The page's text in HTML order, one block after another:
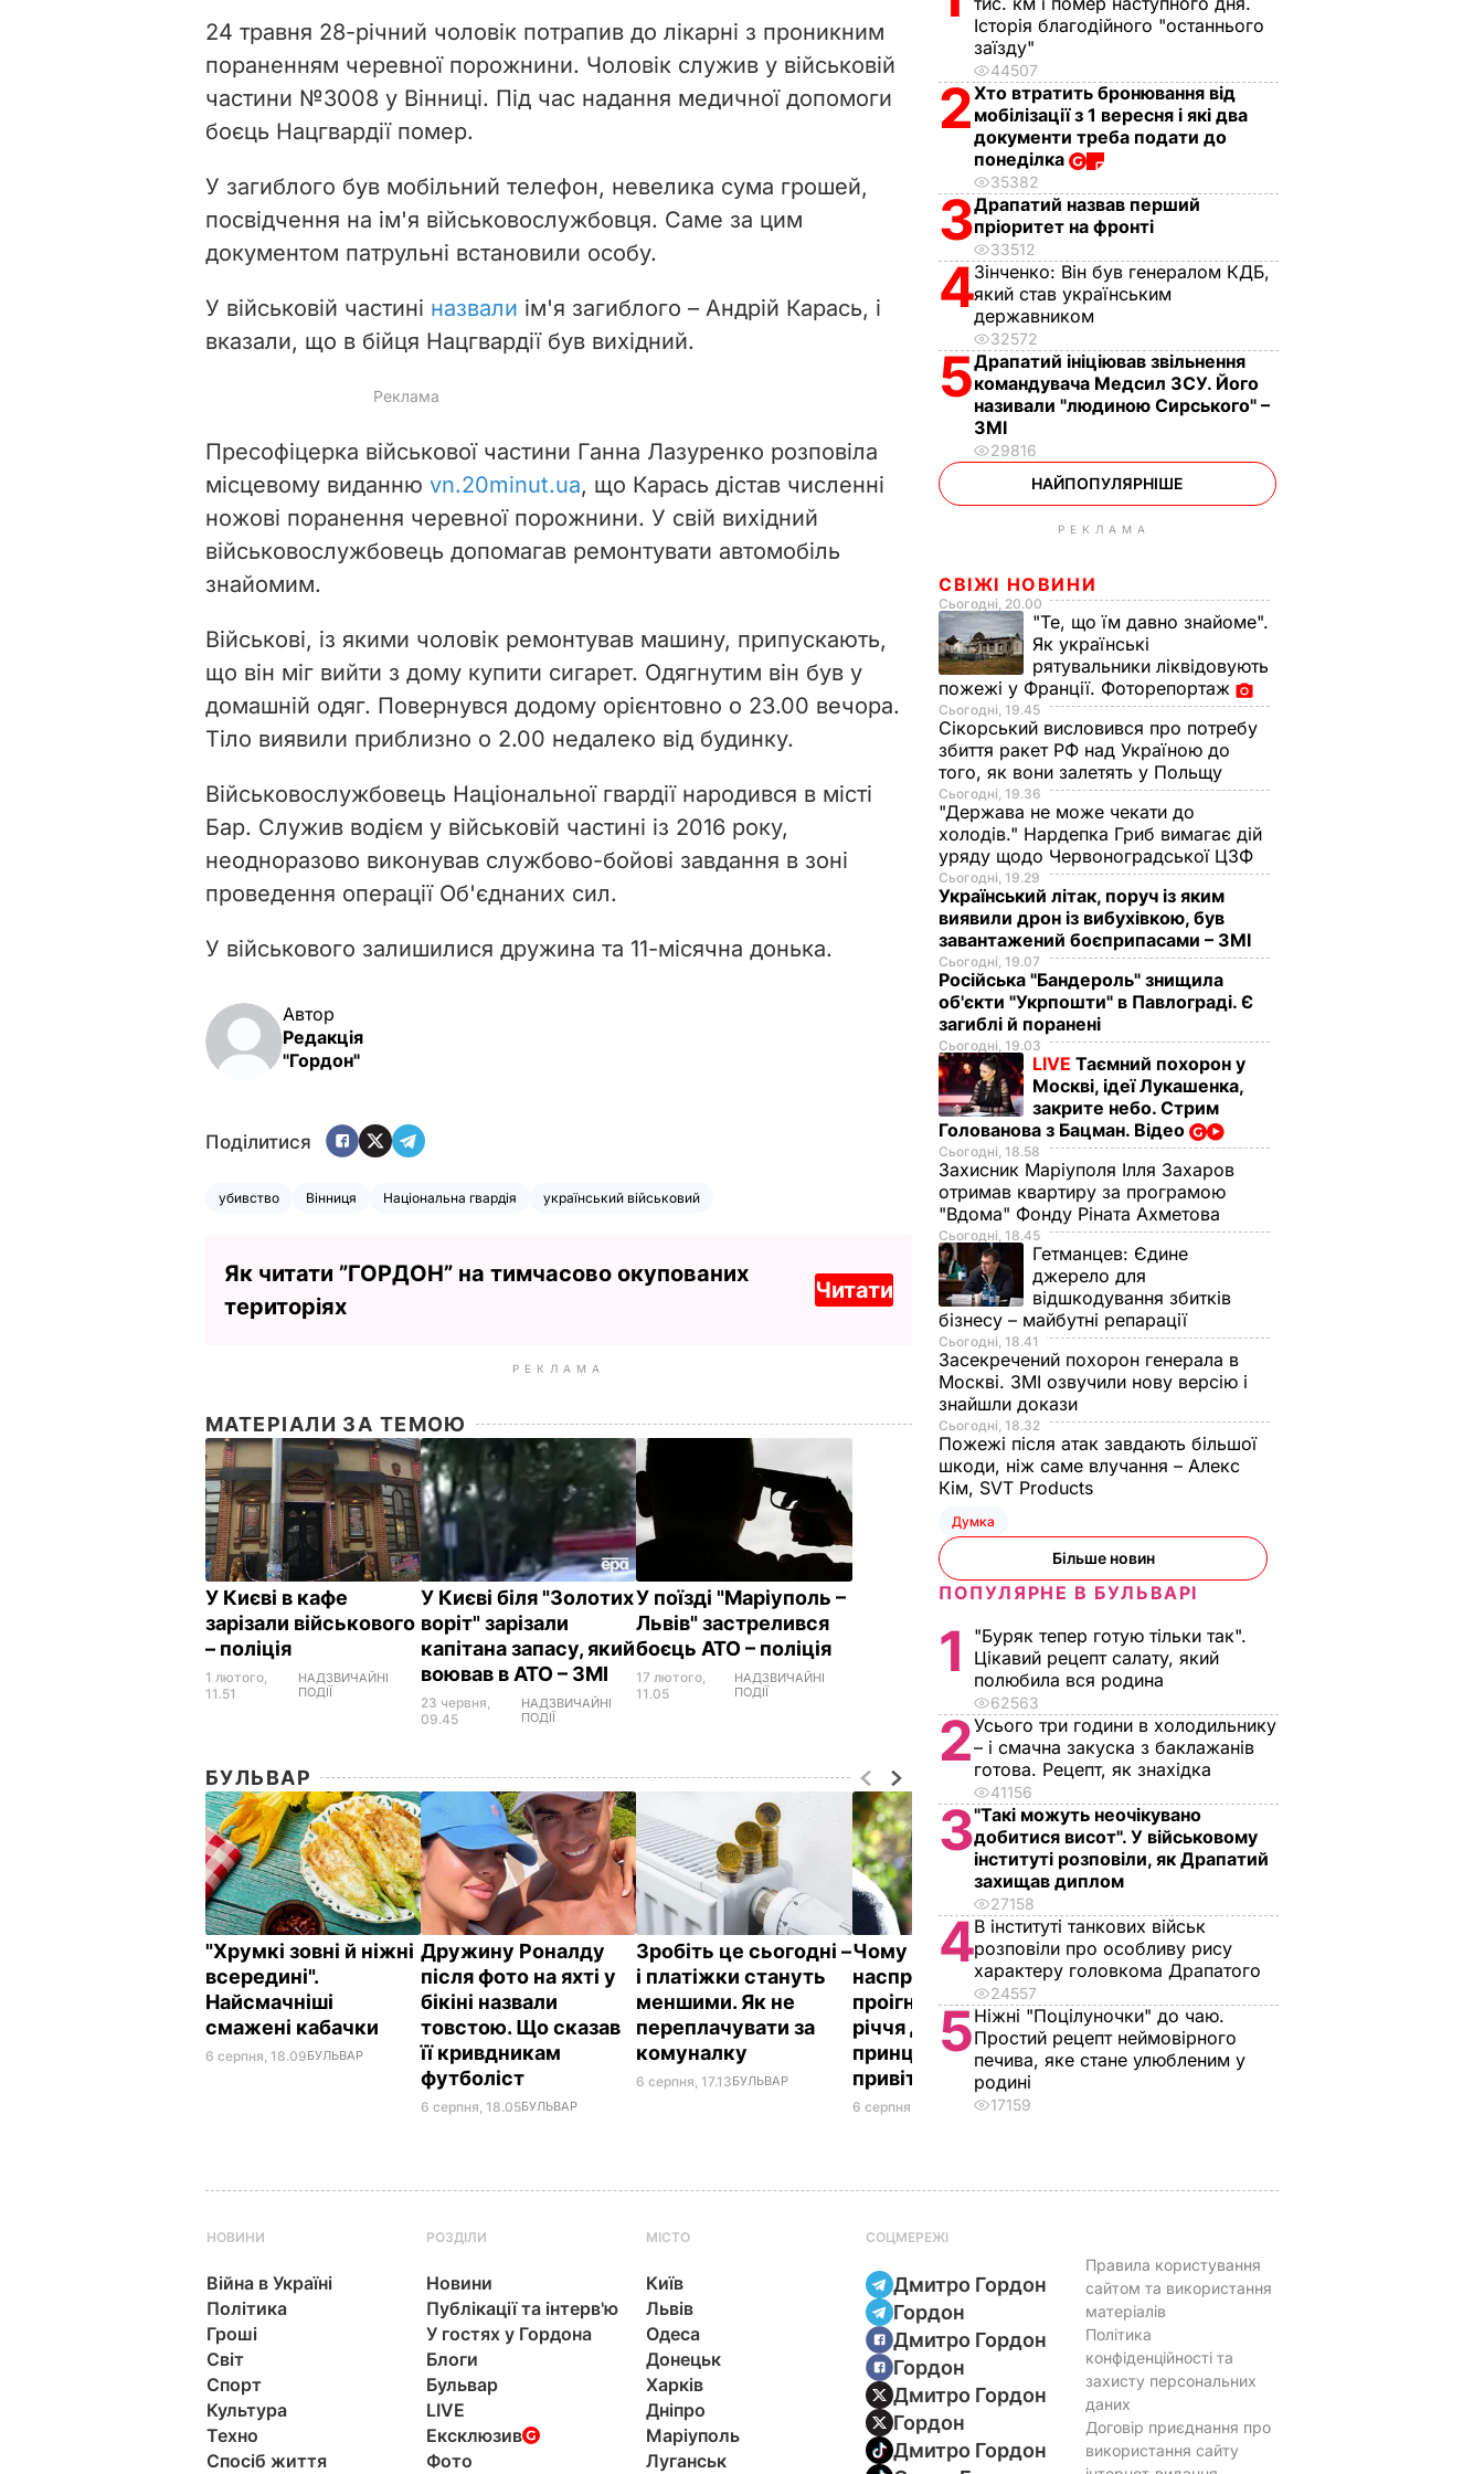
i
d
o
24 травня 28-річний чоловік потрапив до лікарні з проникним
пораненням черевної порожнини. Чоловік служив у військовій
частини №3008 у Вінниці. Під час надання медичної допомоги
боєць Нацгвардії помер.
У загиблого був мобільний телефон, невелика сума грошей,
посвідчення на ім'я військовослужбовця. Саме за цим
документом патрульні встановили особу.
У військовій частині назвали ім'я загиблого – Андрій Карась, і
вказали, що в бійця Нацгвардії був вихідний.
Пресофіцерка військової частини Ганна Лазуренко розповіла
місцевому виданню vn.20minut.ua, що Карась дістав численні
ножові поранення черевної порожнини. У свій вихідний
військовослужбовець допомагав ремонтувати автомобіль
знайомим.
Військові, із якими чоловік ремонтував машину, припускають,
що він міг вийти з дому купити сигарет. Одягнутим він був у
домашній одяг. Повернувся додому орієнтовно о 23.00 вечора.
Тіло виявили приблизно о 2.00 недалеко від будинку.
Військовослужбовець Національної гвардії народився в місті
Бар. Служив водієм у військовій частині із 2016 року,
неодноразово виконував службово-бойові завдання в зоні
проведення операції Об'єднаних сил.
У військового залишилися дружина та 11-місячна донька.
Автор
Редакція
"Гордон"
Поділитися
убивство Вінниця Національна гвардія український військовий
Як читати ”ГОРДОН” на тимчасово окупованих
територіях
Читати
РЕКЛАМА
МАТЕРІАЛИ ЗА ТЕМОЮ
У Києві в кафе
зарізали військового
– поліція
1 лютого,
11.51
НАДЗВИЧАЙНІ
ПОДІЇ
У Києві біля "Золотих
воріт" зарізали
капітана запасу, який
воював в АТО – ЗМІ
23 червня,
09.45
НАДЗВИЧАЙНІ
ПОДІЇ
У поїзді "Маріуполь –
Львів" застрелився
боєць АТО – поліція
17 лютого,
11.05
НАДЗВИЧАЙНІ
ПОДІЇ
БУЛЬВАР
"Хрумкі зовні й ніжні
всередині".
Найсмачніші
смажені кабачки
6 серпня, 18.09БУЛЬВАР
Дружину Роналду
після фото на яхті у
бікіні назвали
товстою. Що сказав
її кривдникам
футболіст
6 серпня, 18.05БУЛЬВАР
Зробіть це сьогодні –
і платіжки стануть
меншими. Як не
переплачувати за
комуналку
6 серпня, 17.13БУЛЬВАР
Чому Чарльз III
насправді
проігнорував 45-
річчя дружини
принца Гаррі і не
привітав невістку
6 серпня, 16.36 БУЛЬВАР
Куди поділася екс-
зірка "ВІА Гри"
Мейхер та як вона
виглядає зараз?
6 серпня, 15.56БУЛЬВАР
Історія благодійного "останнього
заїзду"
44507
2Хто втратить бронювання від
мобілізації з 1 вересня і які два
документи треба подати до
понеділка
35382
3Драпатий назвав перший
пріоритет на фронті
33512
4Зінченко: Він був генералом КДБ,
який став українським
державником
32572
5Драпатий ініціював звільнення
командувача Медсил ЗСУ. Його
називали "людиною Сирського" –
ЗМІ
29816
НАЙПОПУЛЯРНІШЕ
РЕКЛАМА
СВІЖІ НОВИНИ
Сьогодні, 20.00
"Те, що їм давно знайоме".
Як українські
рятувальники ліквідовують
пожежі у Франції. Фоторепортаж
Сьогодні, 19.45
Сікорський висловився про потребу
збиття ракет РФ над Україною до
того, як вони залетять у Польщу
Сьогодні, 19.36
"Держава не може чекати до
холодів." Нардепка Гриб вимагає дій
уряду щодо Червоноградської ЦЗФ
Сьогодні, 19.29
Український літак, поруч із яким
виявили дрон із вибухівкою, був
завантажений боєприпасами – ЗМІ
Сьогодні, 19.07
Російська "Бандероль" знищила
об'єкти "Укрпошти" в Павлограді. Є
загиблі й поранені
Сьогодні, 19.03
LIVE Таємний похорон у
Москві, ідеї Лукашенка,
закрите небо. Стрим
Голованова з Бацман. Відео
Сьогодні, 18.58
Захисник Маріуполя Ілля Захаров
отримав квартиру за програмою
"Вдома" Фонду Ріната Ахметова
Сьогодні, 18.45
Гетманцев: Єдине
джерело для
відшкодування збитків
бізнесу – майбутні репарації
Сьогодні, 18.41
Засекречений похорон генерала в
Москві. ЗМІ озвучили нову версію і
знайшли докази
Сьогодні, 18.32
Пожежі після атак завдають більшої
шкоди, ніж саме влучання – Алекс
Кім, SVT Products
Думка
Більше новин
ПОПУЛЯРНЕ В БУЛЬВАРІ
1
"Буряк тепер готую тільки так".
Цікавий рецепт салату, який
полюбила вся родина
62563
2Усього три години в холодильнику
– і смачна закуска з баклажанів
готова. Рецепт, як знахідка
41156
3"Такі можуть неочікувано
добитися висот". У військовому
інституті розповіли, як Драпатий
захищав диплом
27158
4В інституті танкових військ
розповіли про особливу рису
характеру головкома Драпатого
24557
5Ніжні "Поцілуночки" до чаю.
Простий рецепт неймовірного
печива, яке стане улюбленим у
родині
17159
НОВИНИ
Війна в Україні
Політика
Гроші
Світ
Спорт
Культура
Техно
Спосіб життя
РОЗДІЛИ
Новини
Публікації та інтерв'ю
У гостях у Гордона
Блоги
Бульвар
LIVE
Ексклюзив
Фото
МІСТО
Київ
Львів
Одеса
Донецьк
Харків
Дніпро
Маріуполь
Луганськ
СОЦМЕРЕЖІ
Дмитро Гордон
Гордон
Дмитро Гордон
Гордон
Дмитро Гордон
Гордон
Дмитро Гордон
Правила користування
сайтом та використання
матеріалів
Політика
конфіденційності та
захисту персональних
даних
Договір приєднання про
використання сайту